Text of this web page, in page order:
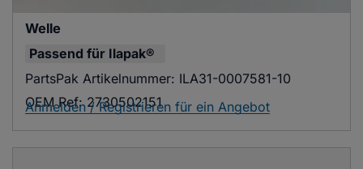
Welle
Passend für Ilapak®
PartsPak Artikelnummer: ILA31-0007581-10
OEM Ref: 2730502151
Anmelden / Registrieren für ein Angebot